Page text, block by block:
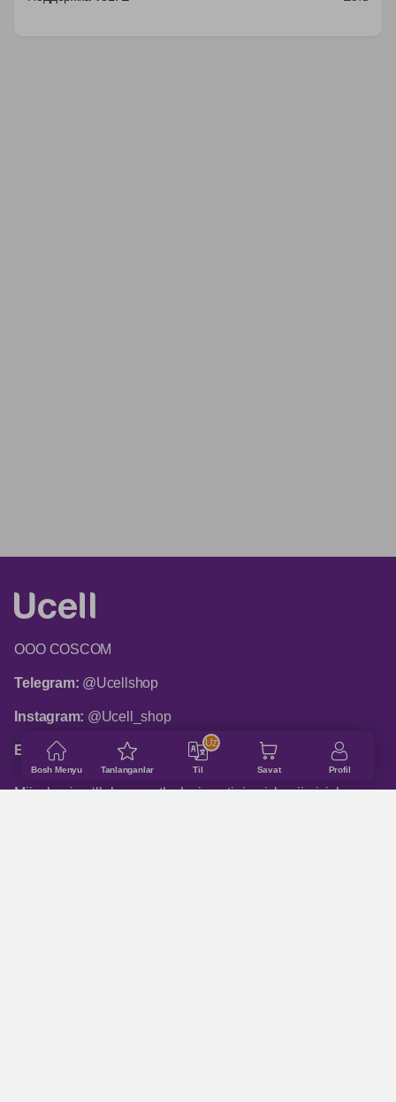
Bosh Menyu Tanlanganlar Til
Uz
Savat Profil
ООО COSCOM
Telegram: @Ucellshop
Instagram: @Ucell_shop
Email:shop@ucell.uz
Mijozlarni qo‘llab-quvvatlash xizmatining ish rejimi: ish